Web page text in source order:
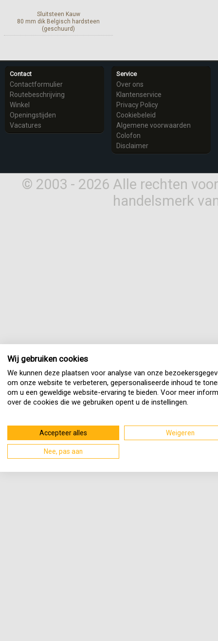
Sluitsteen Kauw
80 mm dik Belgisch hardsteen
(geschuurd)
Contact
Contactformulier
Routebeschrijving
Winkel
Openingstijden
Vacatures
Service
Over ons
Klantenservice
Privacy Policy
Cookiebeleid
Algemene voorwaarden
Colofon
Disclaimer
© 2003 - 2026 Alle rechten
handelsmerk
Wij gebruiken cookies
We kunnen deze plaatsen voor analyse van onze
om onze website te verbeteren, gepersonaliseerde inhoud te
om u een geweldige website-ervaring te bieden. Voor meer
over de cookies die we gebruiken opent u de instellingen.
Accepteer alles Weigeren
Nee, pas aan